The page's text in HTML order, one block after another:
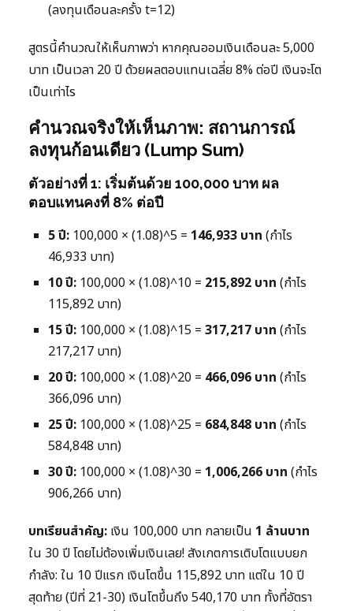
(ลงทุนเดือนละครั้ง t=12)
สูตรนี้คำนวณให้เห็นภาพว่า หากคุณออมเงินเดือนละ 5,000
บาท เป็นเวลา 20 ปี ด้วยผลตอบแทนเฉลี่ย 8% ต่อปี เงินจะโต
เป็นเท่าไร
คำนวณจริงให้เห็นภาพ: สถานการณ์
ลงทุนก้อนเดียว (Lump Sum)
ตัวอย่างที่ 1: เริ่มต้นด้วย 100,000 บาท ผล
ตอบแทนคงที่ 8% ต่อปี
5 ปี: 100,000 × (1.08)^5 = 146,933 บาท (กำไร
46,933 บาท)
10 ปี: 100,000 × (1.08)^10 = 215,892 บาท (กำไร
115,892 บาท)
15 ปี: 100,000 × (1.08)^15 = 317,217 บาท (กำไร
217,217 บาท)
20 ปี: 100,000 × (1.08)^20 = 466,096 บาท (กำไร
366,096 บาท)
25 ปี: 100,000 × (1.08)^25 = 684,848 บาท (กำไร
584,848 บาท)
30 ปี: 100,000 × (1.08)^30 = 1,006,266 บาท (กำไร
906,266 บาท)
บทเรียนสำคัญ: เงิน 100,000 บาท กลายเป็น 1 ล้านบาท
ใน 30 ปี โดยไม่ต้องเพิ่มเงินเลย! สังเกตการเติบโตแบบยก
กำลัง: ใน 10 ปีแรก เงินโตขึ้น 115,892 บาท แต่ใน 10 ปี
สุดท้าย (ปีที่ 21-30) เงินโตขึ้นถึง 540,170 บาท ทั้งที่อัตรา